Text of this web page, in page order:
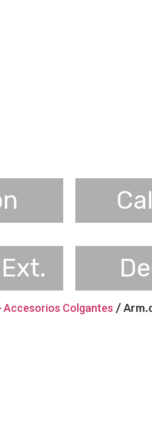
Accesorios Colgantes /